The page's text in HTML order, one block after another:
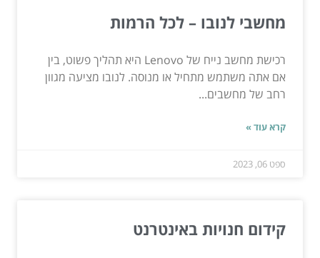
מחשבי לנובו – לכל הרמות
רכישת מחשב נייח של Lenovo היא תהליך פשוט, בין
אם אתה משתמש מתחיל או מנוסה. לנובו מציעה מגוון
רחב של מחשבים...
קרא עוד »
ספט 06, 2023
קידום חנויות באינטרנט